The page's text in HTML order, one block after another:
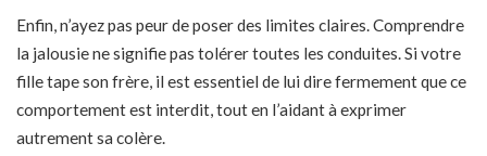
Enfin, n’ayez pas peur de poser des limites claires. Comprendre
la jalousie ne signifie pas tolérer toutes les conduites. Si votre
fille tape son frère, il est essentiel de lui dire fermement que ce
comportement est interdit, tout en l’aidant à exprimer
autrement sa colère.